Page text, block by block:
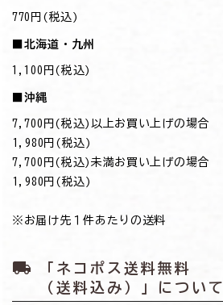
770円(税込)
■北海道・九州
1,100円(税込)
■沖縄
7,700円(税込)以上お買い上げの場合
→1,980円(税込)
7,700円(税込)未満お買い上げの場合
→1,980円(税込)
※お届け先１件あたりの送料
local_shipping
「ネコポス送料無料
（送料込み）」について